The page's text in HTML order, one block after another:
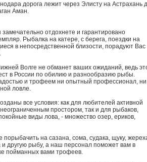
дорога лежит через Элисту на Астрахань
Аман.
отдохнете и гарантировано
Рыбалка на катере, с берега, поездки на
в непосредственной близости, порадуют Вас
Волге не обманет ваших ожиданий, ведь
в России по обилию и разнообразию рыбы.
и трофеем ни опытный профессионал, ни
ловле.
все условия: как для любителей активной
простором, так и для рыбаков,
виды лова, - множество озер, ериков,
на сазана, сома, судака, щуку,
и другую рыбу, а наш персонал поможет вам в
пойманных вами трофеев.